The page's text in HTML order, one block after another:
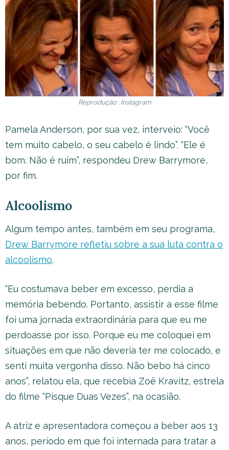
Reprodução : Instagram
Pamela Anderson, por sua vez, interveio: “Você
tem muito cabelo, o seu cabelo é lindo”. “Ele é
bom. Não é ruim”, respondeu Drew Barrymore,
por fim.
Alcoolismo
Algum tempo antes, também em seu programa,
Drew Barrymore refletiu sobre a sua luta contra o
alcoolismo.
“Eu costumava beber em excesso, perdia a
memória bebendo. Portanto, assistir a esse filme
foi uma jornada extraordinária para que eu me
perdoasse por isso. Porque eu me coloquei em
situações em que não deveria ter me colocado, e
senti muita vergonha disso. Não bebo há cinco
anos”, relatou ela, que recebia Zoë Kravitz, estrela
do filme “Pisque Duas Vezes”, na ocasião.
A atriz e apresentadora começou a beber aos 13
anos, período em que foi internada para tratar a